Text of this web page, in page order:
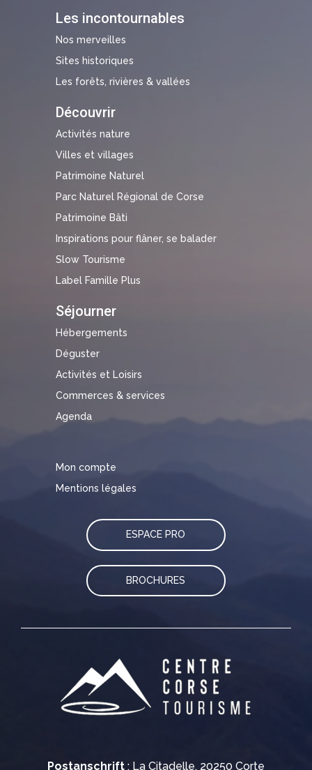
Postanschrift : La Citadelle, 20250 Corte
Les incontournables
Nos merveilles
Sites historiques
Les forêts, rivières & vallées
Découvrir
Activités nature
Villes et villages
Patrimoine Naturel
Parc Naturel Régional de Corse
Patrimoine Bâti
Inspirations pour flâner, se balader
Slow Tourisme
Label Famille Plus
Séjourner
Hébergements
Déguster
Activités et Loisirs
Commerces & services
Agenda
Mon compte
Mentions légales
ESPACE PRO
BROCHURES